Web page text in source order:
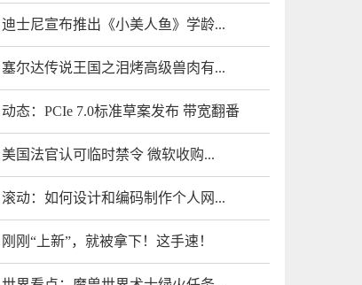
迪士尼宣布推出《小美人鱼》学龄...
塞尔达传说王国之泪烤高级兽肉有...
动态：PCIe 7.0标准草案发布 带宽翻番
美国法官认可临时禁令 微软收购...
滚动：如何设计和编码制作个人网...
刚刚“上新”，就被拿下！这手速！